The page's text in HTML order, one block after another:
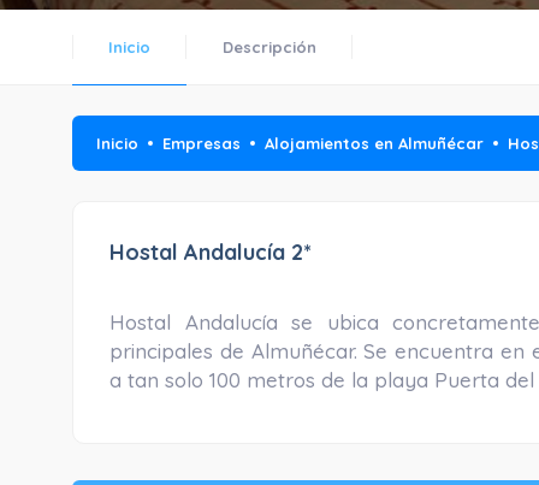
Inicio Descripción
Inicio Empresas Alojamientos en Almuñécar
Hostal Andalucía 2*
Hostal Andalucía se ubica
principales de Almuñécar. Se encuentra
a tan solo 100 metros de la playa Puerta